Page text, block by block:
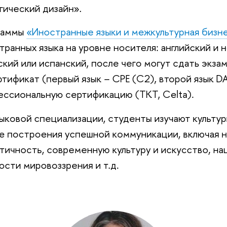
дизайн».
«Иностранные языки и межкультурная
языка на уровне носителя: английский и
или испанский, после чего могут сдать
(первый язык – CPE (C2), второй язык
сертификацию (TKT, Celta).
специализации, студенты изучают
построения успешной коммуникации, включая
современную культуру и искусство,
мировоззрения и т.д.